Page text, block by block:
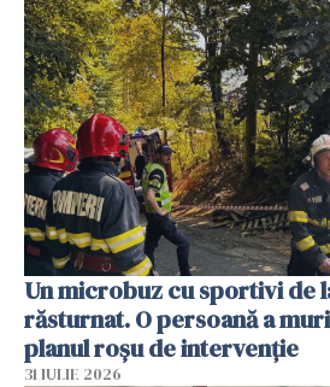
Un microbuz cu sportivi de
răsturnat. O persoană a
planul roșu de intervenție
31 IULIE 2026